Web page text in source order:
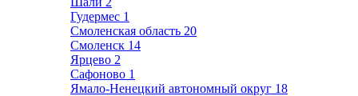
Гудермес 1
Смоленская область 20
Смоленск 14
Ярцево 2
Сафоново 1
Ямало-Ненецкий автономный округ 18